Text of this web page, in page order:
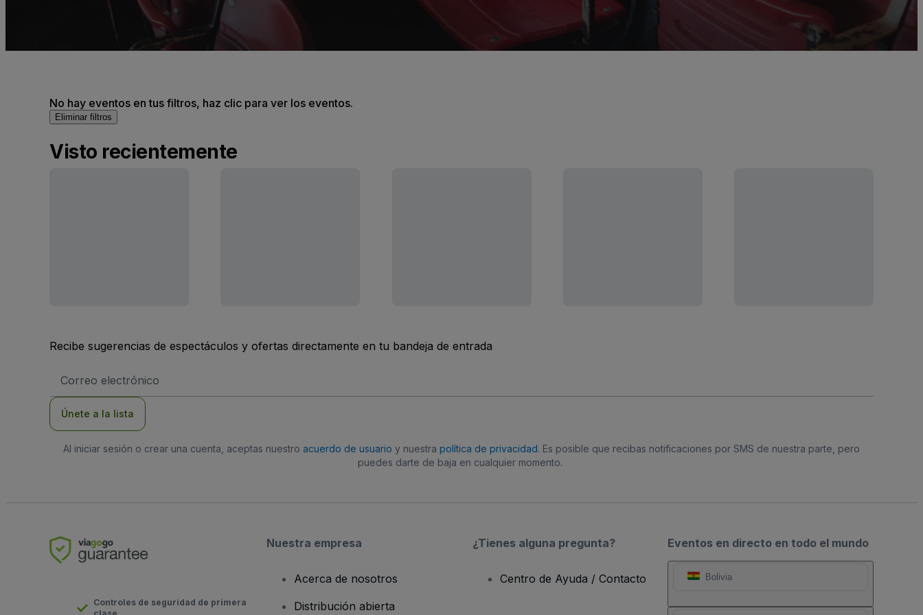
No hay eventos en tus filtros, haz clic para ver los eventos.
Eliminar filtros
Visto recientemente
Recibe sugerencias de espectáculos y ofertas directamente en tu bandeja de entrada
de
Únete a la lista
Al iniciar sesión o crear una cuenta, aceptas nuestro acuerdo de usuario y nuestra política de privacidad. Es posible que recibas notificaciones por SMS de nuestra parte, pero
puedes darte de baja en cualquier momento.
Eventos en directo en todo el mundo
Bolivia
Controles de seguridad de primera
Nuestra empresa
Acerca de nosotros
Distribución abierta
¿Tienes alguna pregunta?
Centro de Ayuda / Contacto